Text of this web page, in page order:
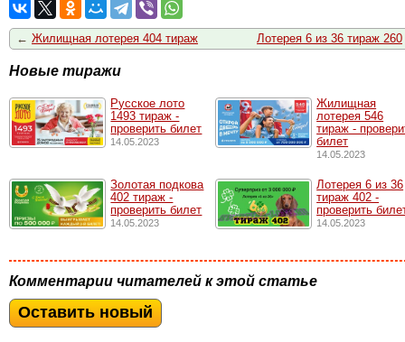
← Жилищная лотерея 404 тираж Лотерея 6 из 36 тираж 260
Новые тиражи
Русское лото
1493 тирaж -
проверить билет
14.05.2023
Жилищная
лотерея 546
тираж -
билет
14.05.2023
Золотая подкова
402 тираж -
проверить билет
14.05.2023
Лотерея 6 из 36
тираж 402 -
проверить
14.05.2023
Комментарии читателей к этой статье
Оставить новый